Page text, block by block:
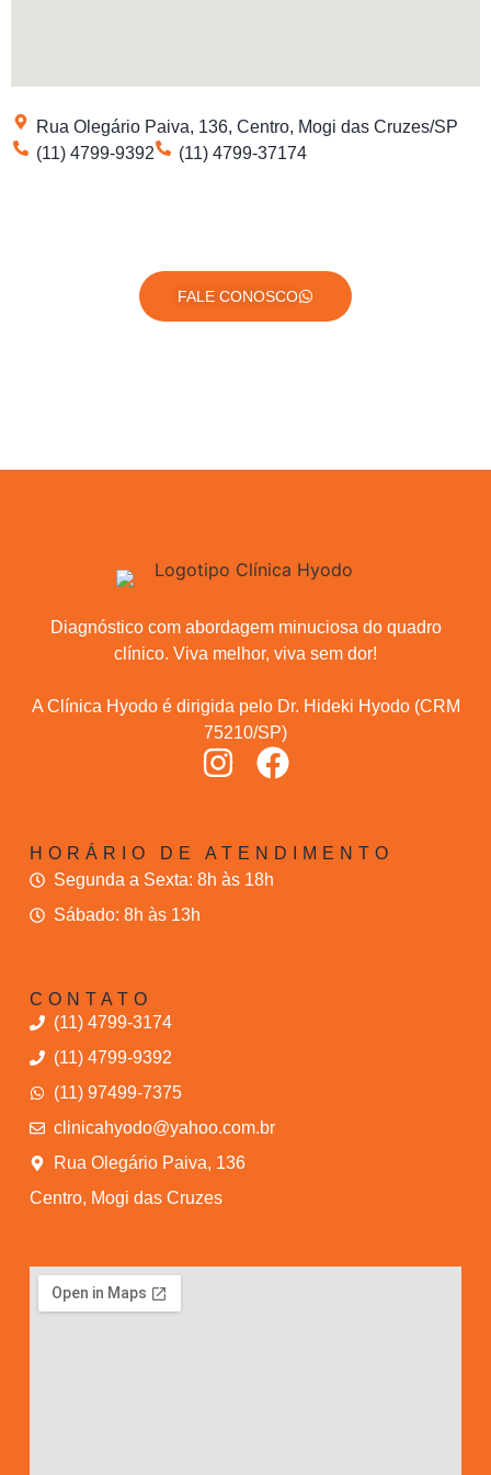
Rua Olegário Paiva, 136, Centro, Mogi das Cruzes/SP
(11) 4799-9392
(11) 4799-37174
FALE CONOSCO
Diagnóstico com abordagem minuciosa do quadro
clínico. Viva melhor, viva sem dor!
A Clínica Hyodo é dirigida pelo Dr. Hideki Hyodo (CRM
75210/SP)
HORÁRIO DE ATENDIMENTO
Segunda a Sexta: 8h às 18h
Sábado: 8h às 13h
CONTATO
(11) 4799-3174
(11) 4799-9392
(11) 97499-7375
clinicahyodo@yahoo.com.br
Rua Olegário Paiva, 136
Centro, Mogi das Cruzes